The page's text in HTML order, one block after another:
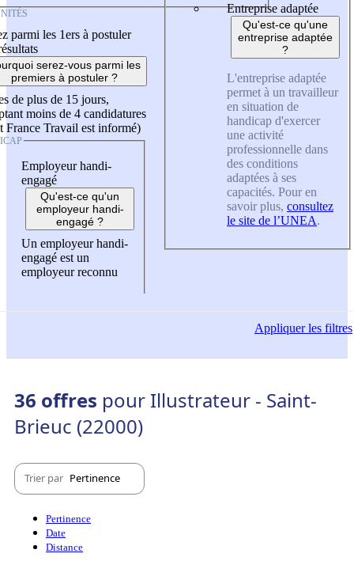
parmi les 1ers à postuler
serez-vous parmi les
premiers à postuler ?
de plus de 15 jours,
moins de 4 candidatures
France Travail est informé)
Employeur handi-
engagé
Qu'est-ce qu'un
employeur handi-
engagé ?
Un employeur handi-
engagé est un
employeur reconnu
Entreprise adaptée
Qu'est-ce qu'une
entreprise adaptée
?
L'entreprise adaptée
permet à un travailleur
en situation de
handicap d'exercer
une activité
professionnelle dans
des conditions
adaptées à ses
capacités. Pour en
savoir plus, consultez
le site de l’UNEA.
Appliquerles filtres
36 offres pour Illustrateur - Saint-
Brieuc (22000)
Trier par Pertinence
Pertinence
Date
Distance